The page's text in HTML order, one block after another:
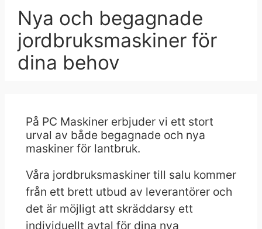
Nya och begagnade
jordbruksmaskiner för
dina behov
På PC Maskiner erbjuder vi ett stort
urval av både begagnade och nya
maskiner för lantbruk.
Våra jordbruksmaskiner till salu kommer
från ett brett utbud av leverantörer och
det är möjligt att skräddarsy ett
individuellt avtal för dina nya